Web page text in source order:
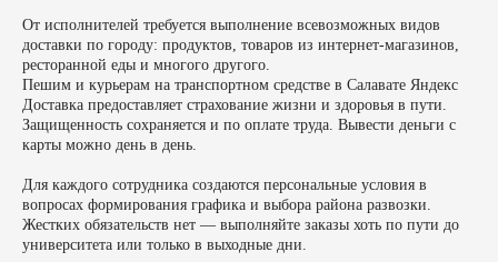
От исполнителей требуется выполнение всевозможных видов
доставки по городу: продуктов, товаров из интернет-магазинов,
ресторанной еды и многого другого.
Пешим и курьерам на транспортном средстве в Салавате Яндекс
Доставка предоставляет страхование жизни и здоровья в пути.
Защищенность сохраняется и по оплате труда. Вывести деньги с
карты можно день в день.
Для каждого сотрудника создаются персональные условия в
вопросах формирования графика и выбора района развозки.
Жестких обязательств нет — выполняйте заказы хоть по пути до
университета или только в выходные дни.